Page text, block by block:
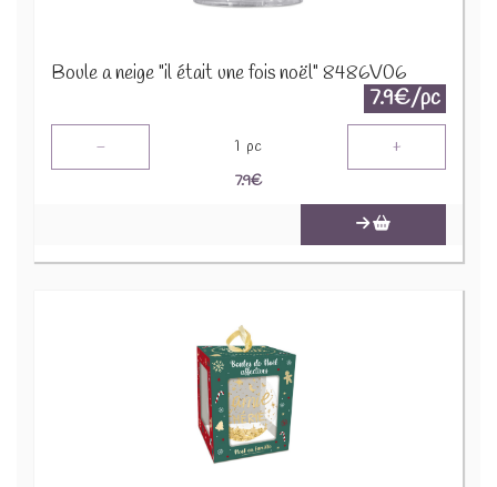
Boule a neige "il était une fois noël" 8486V06
7.9€/pc
- 1 pc +
7.9€